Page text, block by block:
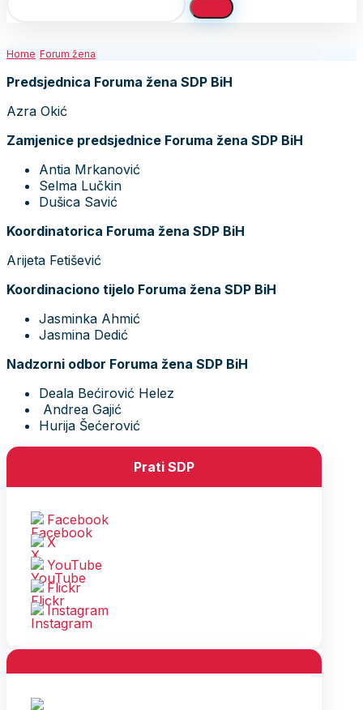
Home Forum žena
Predsjednica Foruma žena SDP BiH
Azra Okić
Zamjenice predsjednice Foruma žena SDP BiH
Antia Mrkanović
Selma Lučkin
Dušica Savić
Koordinatorica Foruma žena SDP BiH
Arijeta Fetišević
Koordinaciono tijelo Foruma žena SDP BiH
Jasminka Ahmić
Jasmina Dedić
Nadzorni odbor Foruma žena SDP BiH
Deala Bećirović Helez
Andrea Gajić
Hurija Šećerović
Prati SDP
Facebook
X
YouTube
Flickr
Instagram